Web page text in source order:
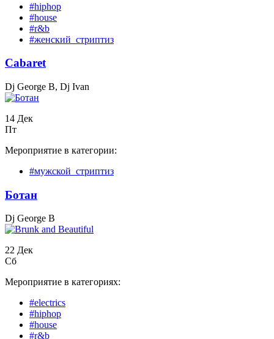
#hiphop
#house
#r&b
#женский_стриптиз
Cabaret
Dj George B, Dj Ivan
14 Дек
Пт
Мероприятие в категории:
#мужской_стриптиз
Бoтан
Dj George B
22 Дек
Сб
Мероприятие в категориях:
#electrics
#hiphop
#house
#r&b